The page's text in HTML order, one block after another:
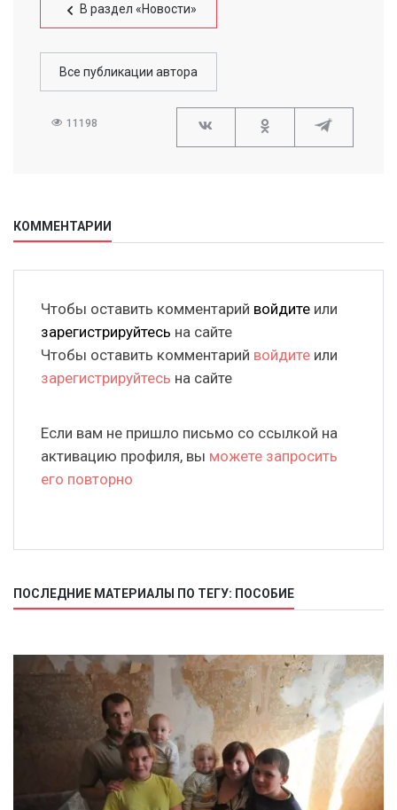
В раздел «Новости»
Все публикации автора
11198
КОММЕНТАРИИ
Чтобы оставить комментарий войдите или
зарегистрируйтесь на сайте
Чтобы оставить комментарий войдите или
зарегистрируйтесь на сайте
Если вам не пришло письмо со ссылкой на
активацию профиля, вы можете запросить
его повторно
ПОСЛЕДНИЕ МАТЕРИАЛЫ ПО ТЕГУ: ПОСОБИЕ